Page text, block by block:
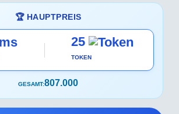
🏆 HAUPTPREIS
25
TOKEN
GESAMT:807.000